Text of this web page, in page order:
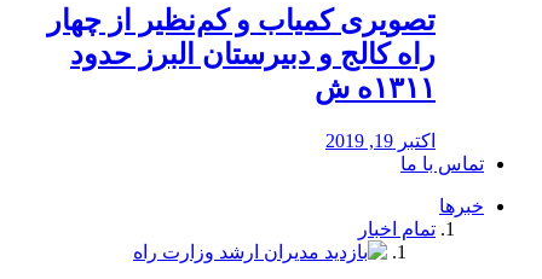
️تصویری کمیاب و کم‌نظیر از چهار
راه كالج و دبيرستان البرز حدود
۱۳۱۱ه ش
اکتبر 19, 2019
تماس با ما
خبرها
تمام اخبار